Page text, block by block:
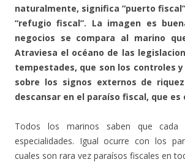
naturalmente, significa “puerto
“refugio fiscal”. La imagen es
negocios se compara al marino
Atraviesa el océano de las
tempestades, que son los controles
sobre los signos externos de
descansar en el paraíso fiscal, que es
Todos los marinos saben que cada
especialidades. Igual ocurre con los
cuales son rara vez paraísos fiscales en